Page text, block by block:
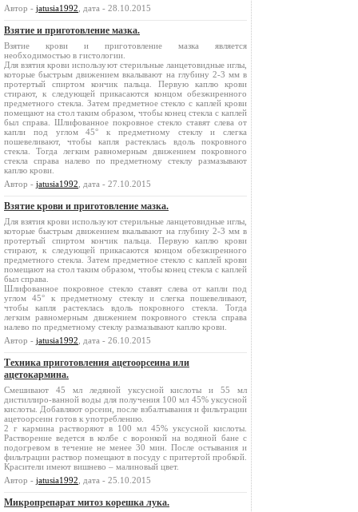
Автор - jatusia1992 , дата - 28.10.2015
Взятие и приготовление мазка.
Взятие крови и приготовление мазка является
необходимостью в гистологии.
Для взятия крови используют стерильные ланцетовидные иглы,
которые быстрым движением вкалывают на глубину 2-3 мм в
протертый спиртом кончик пальца. Первую каплю крови
стирают, к следующей прикасаются концом обезжиренного
предметного стекла. Затем предметное стекло с каплей крови
помещают на стол таким образом, чтобы конец стекла с каплей
был справа. Шлифованное покровное стекло ставят слева от
капли под углом 45° к предметному стеклу и слегка
пошевеливают, чтобы капля растеклась вдоль покровного
стекла. Тогда легким равномерным движением покровного
стекла справа налево по предметному стеклу размазывают
каплю крови.
Автор - jatusia1992 , дата - 27.10.2015
Взятие крови и приготовление мазка.
Для взятия крови используют стерильные ланцетовидные иглы,
которые быстрым движением вкалывают на глубину 2-3 мм в
протертый спиртом кончик пальца. Первую каплю крови
стирают, к следующей прикасаются концом обезжиренного
предметного стекла. Затем предметное стекло с каплей крови
помещают на стол таким образом, чтобы конец стекла с каплей
был справа.
Шлифованное покровное стекло ставят слева от капли под
углом 45° к предметному стеклу и слегка пошевеливают,
чтобы капля растеклась вдоль покровного стекла. Тогда
легким равномерным движением покровного стекла справа
налево по предметному стеклу размазывают каплю крови.
Автор - jatusia1992 , дата - 26.10.2015
Техника приготовления ацетоорсеина или
ацетокармина.
Смешивают 45 мл ледяной уксусной кислоты и 55 мл
дистиллиро-ванной воды для получения 100 мл 45% уксусной
кислоты. Добавляют орсеин, после взбалтывания и фильтрации
ацетоорсеин готов к употреблению.
2 г кармина растворяют в 100 мл 45% уксусной кислоты.
Растворение ведется в колбе с воронкой на водяной бане с
подогревом в течение не менее 30 мин. После остывания и
фильтрации раствор помещают в посуду с притертой пробкой.
Красители имеют вишнево – малиновый цвет.
Автор - jatusia1992 , дата - 25.10.2015
Микропрепарат митоз корешка лука.